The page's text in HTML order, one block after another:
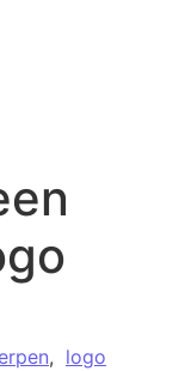
, logo